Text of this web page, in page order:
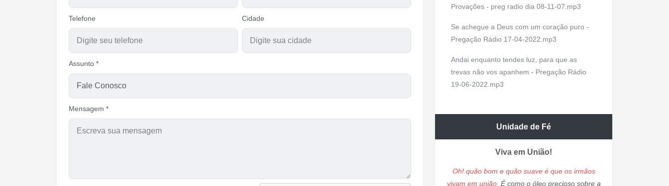
Telefone Cidade
Assunto *
Mensagem *
Provações - preg radio dia 08-11-07.mp3
Se achegue a Deus com um coração puro -
Pregação Rádio 17-04-2022.mp3
Andai enquanto tendes luz, para que as
trevas não vos apanhem - Pregação Rádio
19-06-2022.mp3
Unidade de Fé
Viva em União!
Oh! quão bom e quão suave é que os irmãos
vivam em união. É como o óleo precioso sobre a